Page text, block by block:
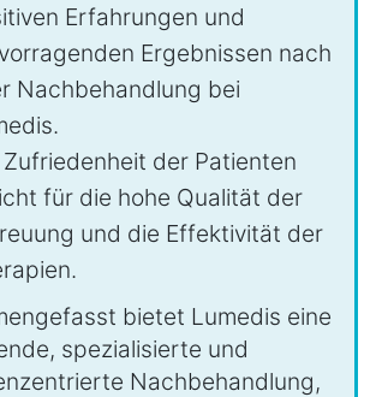
Erfahrungen und
Ergebnissen nach
Nachbehandlung bei
Zufriedenheit der Patienten
für die hohe Qualität der
und die Effektivität der
bietet Lumedis eine
spezialisierte und
Nachbehandlung,